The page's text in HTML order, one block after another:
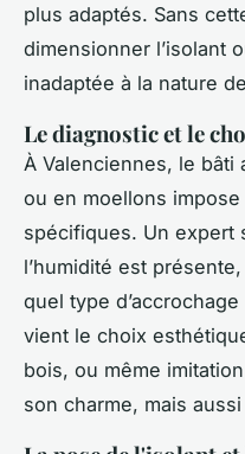
plus adaptés. Sans
dimensionner l’isolant
inadaptée à la nature
Le diagnostic et le
À Valenciennes, le
ou en moellons
spécifiques. Un expert
l’humidité est
quel type
vient le choix
bois, ou même
son charme, mais